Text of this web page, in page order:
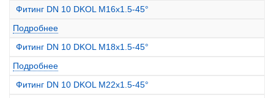
Фитинг DN 10 DKOL M16x1.5-45°
Подробнее
Фитинг DN 10 DKOL M18x1.5-45°
Подробнее
Фитинг DN 10 DKOL M22x1.5-45°